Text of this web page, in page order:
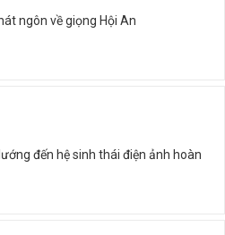
ngôn về giọng Hội An
đến hệ sinh thái điện ảnh hoàn